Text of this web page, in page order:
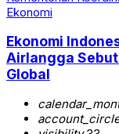
Ekonomi
Ekonomi
Airlangga
Global